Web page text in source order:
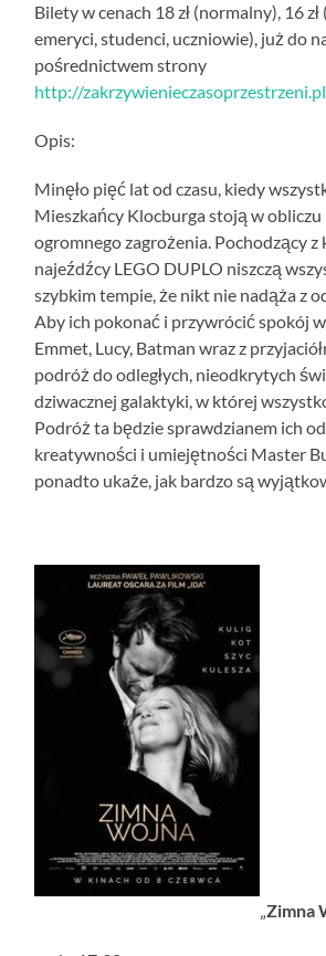
Bilety w cenach 18 zł (normalny), 16
emeryci, studenci, uczniowie), już do
pośrednictwem strony
http://
Opis:
Minęło pięć lat od czasu, kiedy
Mieszkańcy Klocburga stoją w obliczu
ogromnego zagrożenia. Pochodzący z
najeźdźcy LEGO DUPLO niszczą
szybkim tempie, że nikt nie nadąża z
Aby ich pokonać i przywrócić spokój
Emmet, Lucy, Batman wraz z
podróż do odległych, nieodkrytych
dziwacznej galaktyki, w której
Podróż ta będzie sprawdzianem ich
kreatywności i umiejętności Master
ponadto ukaże, jak bardzo są
„Zimna